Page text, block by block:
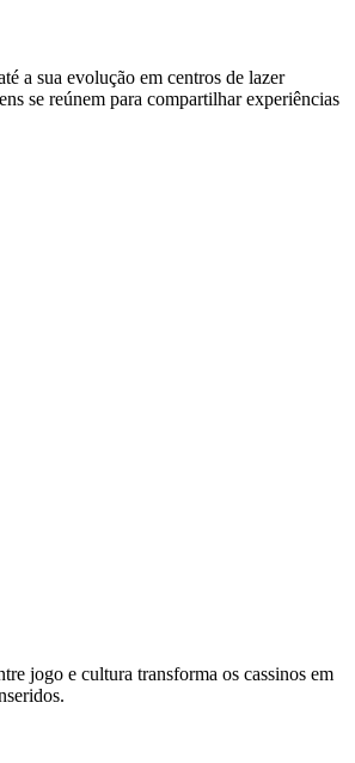
a sua evolução em centros de lazer
se reúnem para compartilhar experiências
jogo e cultura transforma os cassinos em